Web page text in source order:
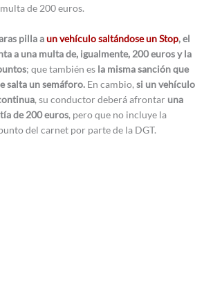
de 200 euros.
pilla aun vehículo saltándose un Stop, el
a una multa de, igualmente, 200 euros y la
; que también es la misma sanción que
salta un semáforo. En cambio, si un vehículo
, su conductor deberá afrontar una
de 200 euros, pero que no incluye la
del carnet por parte de la DGT.